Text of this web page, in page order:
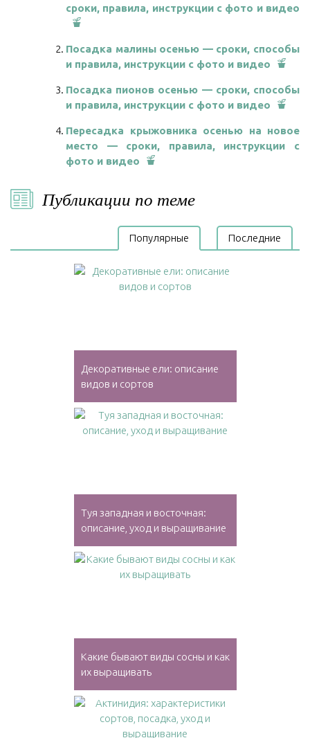
сроки, правила, инструкции с фото и видео
Посадка малины осенью — сроки, способы
и правила, инструкции с фото и видео
Посадка пионов осенью — сроки, способы
и правила, инструкции с фото и видео
Пересадка крыжовника осенью на новое
место — сроки, правила, инструкции с
фото и видео
Публикации по теме
Популярные Последние
Декоративные ели: описание
видов и сортов
Туя западная и восточная:
описание, уход и выращивание
Какие бывают виды сосны и как
их выращивать